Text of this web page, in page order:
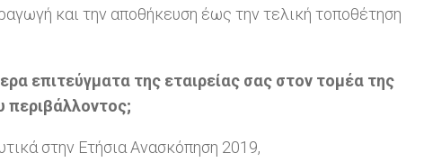
και την αποθήκευση έως την τελική τοποθέτηση
επιτεύγματα της εταιρείας σας στον τομέα της
περιβάλλοντος;
στην Ετήσια Ανασκόπηση 2019,